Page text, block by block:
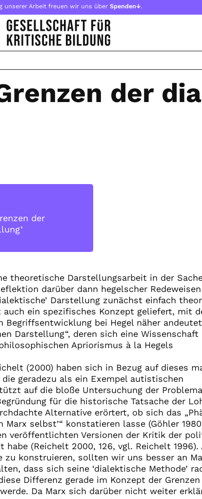
unserer Arbeit freuen wir uns über Spenden↓.
der
der
theoretische Darstellungsarbeit in der
darüber dann hegelscher
Darstellung zunächst einfach
ein spezifisches Konzept geliefert, mit
Begriffsentwicklung bei Hegel näher
Darstellung“, deren sich eine
Apriorismus à la Hegels
(2000) haben sich in Bezug auf dieses
geradezu als ein Exempel autistischen
auf die bloße Untersuchung der
für die historische Tatsache der
Alternative erörtert, ob sich das
selbst’“ konstatieren lasse (Göhler
veröffentlichten Versionen der Kritik der
habe (Reichelt 2000, 126, vgl. Reichelt
konstruieren, sollten wir uns besser an
dass sich seine ‘dialektische Methode’
Differenz gerade im Konzept der
Da Marx sich darüber nicht weiter